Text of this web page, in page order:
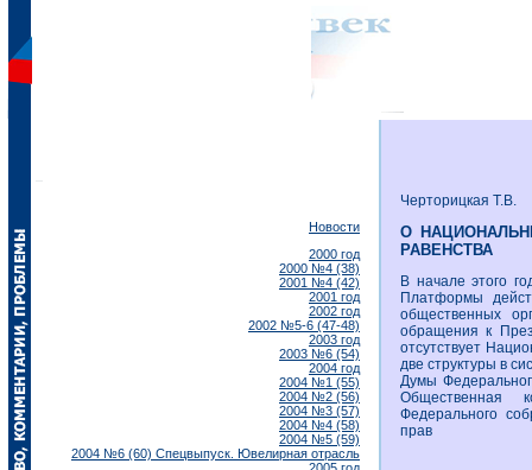
Новости
2000 год
2000 №4 (38)
2001 №4 (42)
2001 год
2002 год
2002 №5-6 (47-48)
2003 год
2003 №6 (54)
2004 год
2004 №1 (55)
2004 №2 (56)
2004 №3 (57)
2004 №4 (58)
2004 №5 (59)
2004 №6 (60) Спецвыпуск. Ювелирная отрасль
Черторицкая Т.В.
О
РАВЕНСТВА
В начале этого
Платформы
общественных
обращения к
отсутствует
две структуры в
Думы
Общественная
Федерального
прав